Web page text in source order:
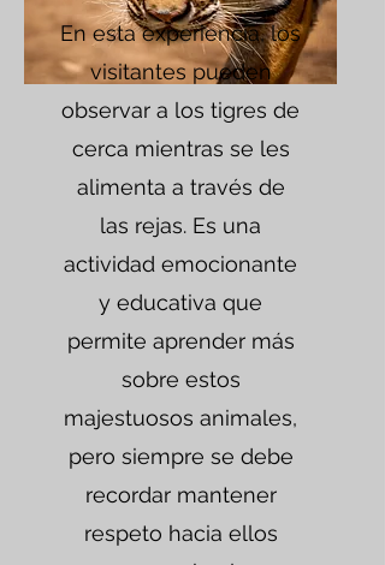
En esta experiencia, los
visitantes pueden
observar a los tigres de
cerca mientras se les
alimenta a través de
las rejas. Es una
actividad emocionante
y educativa que
permite aprender más
sobre estos
majestuosos animales,
pero siempre se debe
recordar mantener
respeto hacia ellos